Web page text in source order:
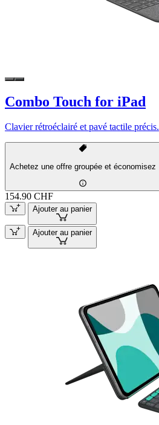
Combo Touch for iPad
Clavier rétroéclairé et pavé tactile précis.
Achetez une offre groupée et économisez
154.90 CHF
Ajouter au panier
Ajouter au panier